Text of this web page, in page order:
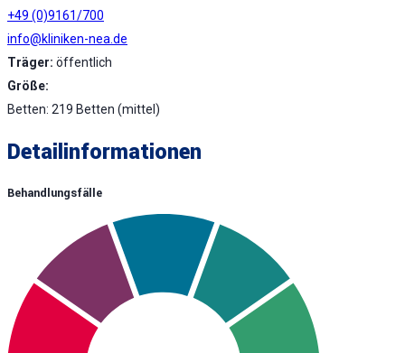
+49 (0)9161/700
info@kliniken-nea.de
Träger: öffentlich
Größe:
Betten: 219 Betten (mittel)
Detailinformationen
Behandlungsfälle